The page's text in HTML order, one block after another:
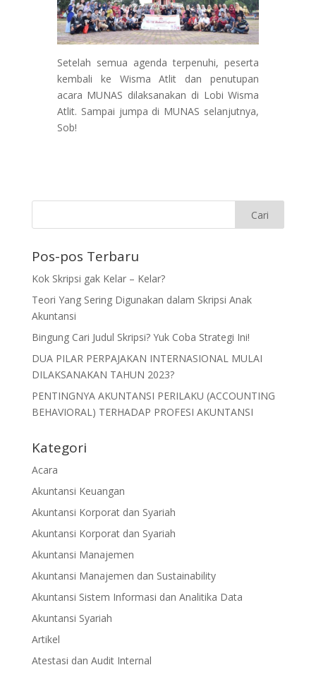
Setelah semua agenda terpenuhi, peserta
kembali ke Wisma Atlit dan penutupan
acara MUNAS dilaksanakan di Lobi Wisma
Atlit. Sampai jumpa di MUNAS selanjutnya,
Sob!
Pos-pos Terbaru
Kok Skripsi gak Kelar – Kelar?
Teori Yang Sering Digunakan dalam Skripsi Anak
Akuntansi
Bingung Cari Judul Skripsi? Yuk Coba Strategi Ini!
DUA PILAR PERPAJAKAN INTERNASIONAL MULAI
DILAKSANAKAN TAHUN 2023?
PENTINGNYA AKUNTANSI PERILAKU (ACCOUNTING
BEHAVIORAL) TERHADAP PROFESI AKUNTANSI
Kategori
Acara
Akuntansi Keuangan
Akuntansi Korporat dan Syariah
Akuntansi Korporat dan Syariah
Akuntansi Manajemen
Akuntansi Manajemen dan Sustainability
Akuntansi Sistem Informasi dan Analitika Data
Akuntansi Syariah
Artikel
Atestasi dan Audit Internal